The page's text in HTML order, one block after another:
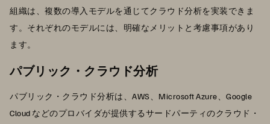
組織は、複数の導入モデルを通じてクラウド分析を実装できま
す。それぞれのモデルには、明確なメリットと考慮事項があり
ます。
パブリック・クラウド分析
パブリック・クラウド分析は、AWS、Microsoft Azure、Google
Cloud などのプロバイダが提供するサードパーティのクラウド・